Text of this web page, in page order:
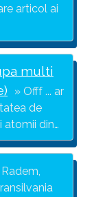
articol ai
multi
Offf ... ar
de
din…
Radem,